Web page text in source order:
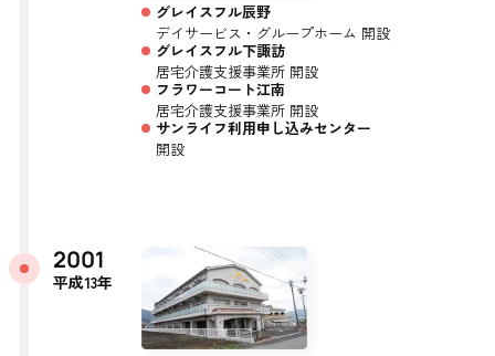
グレイスフル辰野
デイサービス・グループホーム 開設
グレイスフル下諏訪
居宅介護支援事業所 開設
フラワーコート江南
居宅介護支援事業所 開設
サンライフ利用申し込みセンター
開設
2001
平成13年